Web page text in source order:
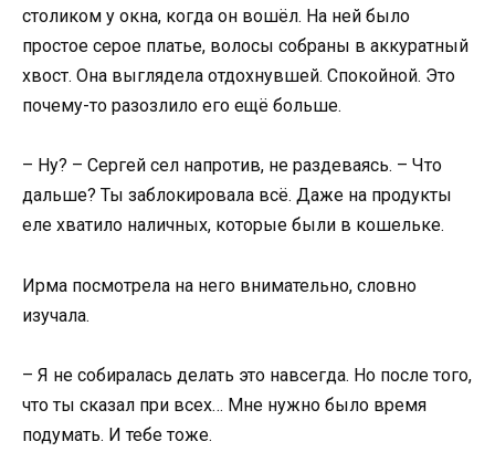
столиком у окна, когда он вошёл. На ней было
простое серое платье, волосы собраны в аккуратный
хвост. Она выглядела отдохнувшей. Спокойной. Это
почему-то разозлило его ещё больше.
– Ну? – Сергей сел напротив, не раздеваясь. – Что
дальше? Ты заблокировала всё. Даже на продукты
еле хватило наличных, которые были в кошельке.
Ирма посмотрела на него внимательно, словно
изучала.
– Я не собиралась делать это навсегда. Но после того,
что ты сказал при всех… Мне нужно было время
подумать. И тебе тоже.